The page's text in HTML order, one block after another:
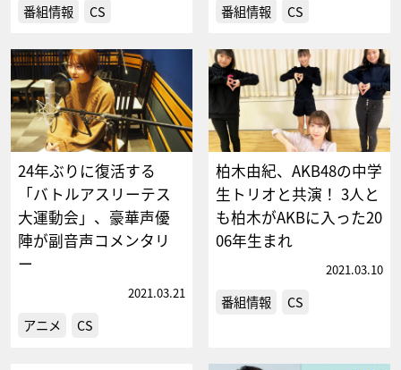
番組情報 CS 番組情報 CS
24年ぶりに復活する
「バトルアスリーテス
大運動会」、豪華声優
陣が副音声コメンタリ
ー
2021.03.21
アニメ CS
柏木由紀、AKB48の中学
生トリオと共演！ 3人と
も柏木がAKBに入った20
06年生まれ
2021.03.10
番組情報 CS